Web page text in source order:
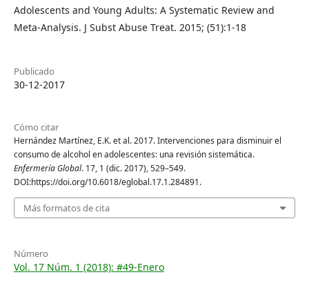
Adolescents and Young Adults: A Systematic Review and
Meta-Analysis. J Subst Abuse Treat. 2015; (51):1-18
Publicado
30-12-2017
Cómo citar
Hernández Martínez, E.K. et al. 2017. Intervenciones para disminuir el
consumo de alcohol en adolescentes: una revisión sistemática.
Enfermería Global. 17, 1 (dic. 2017), 529–549.
DOI:https://doi.org/10.6018/eglobal.17.1.284891.
Más formatos de cita
Número
Vol. 17 Núm. 1 (2018): #49-Enero